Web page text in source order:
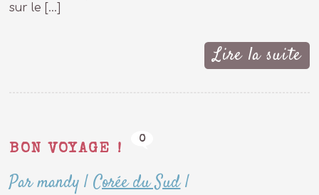
sur le […]
Lire la suite
BON VOYAGE !
0
Par mandy |Corée du Sud|